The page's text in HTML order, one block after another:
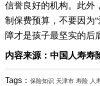
信誉良好的机构。此外
制保费预算，不要因为
障才是孩子最坚实的后
内容来源：中国人寿寿
Tags： 保险知识 天津市 寿险 人